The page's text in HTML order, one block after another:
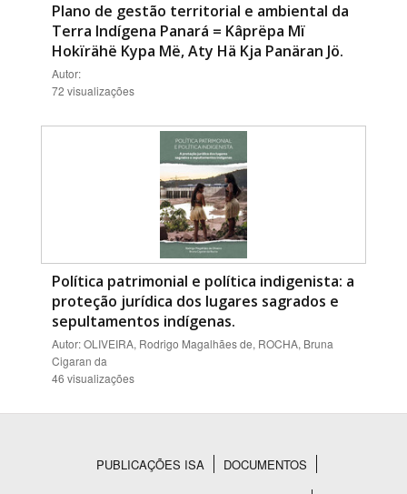
Plano de gestão territorial e ambiental da
Terra Indígena Panará = Kâprëpa Mï
Hokïrähë Kypa Më, Aty Hä Kja Panäran Jö.
Autor:
72 visualizações
Política patrimonial e política indigenista: a
proteção jurídica dos lugares sagrados e
sepultamentos indígenas.
Autor: OLIVEIRA, Rodrigo Magalhães de, ROCHA, Bruna
Cigaran da
46 visualizações
PUBLICAÇÕES ISA
DOCUMENTOS